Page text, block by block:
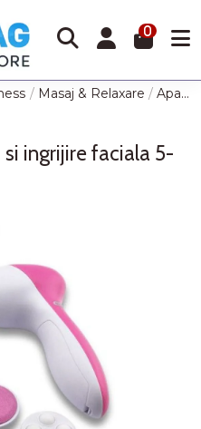
0
Masaj & Relaxare Aparat perie de masaj si ingrijire faciala 5-in-1, culoare Alb/Roz
ingrijire faciala 5-